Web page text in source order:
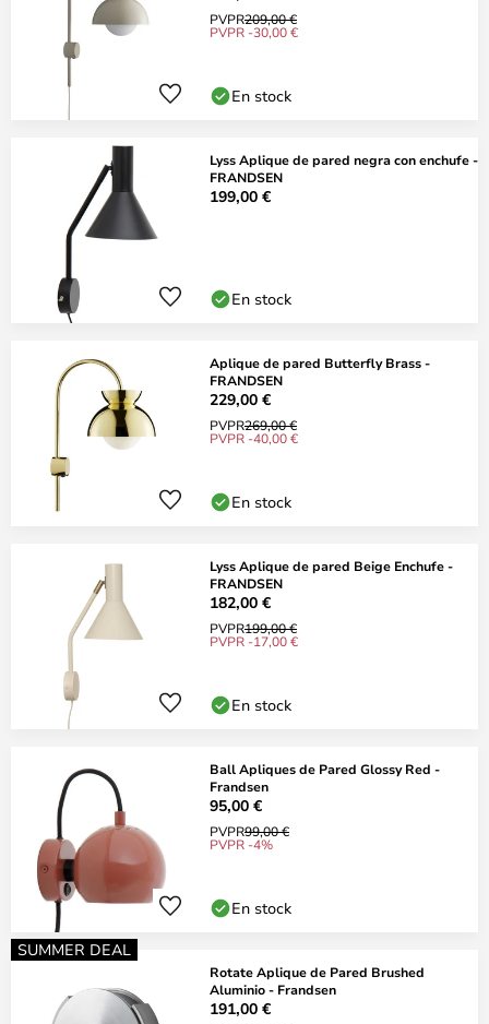
PVPR209,00 €
PVPR -30,00 €
En stock
Lyss Aplique de pared negra con enchufe -
FRANDSEN
199,00 €
En stock
Aplique de pared Butterfly Brass -
FRANDSEN
229,00 €
PVPR269,00 €
PVPR -40,00 €
En stock
Lyss Aplique de pared Beige Enchufe -
FRANDSEN
182,00 €
PVPR199,00 €
PVPR -17,00 €
En stock
Ball Apliques de Pared Glossy Red -
Frandsen
95,00 €
PVPR99,00 €
PVPR -4%
En stock
SUMMER DEAL
Rotate Aplique de Pared Brushed
Aluminio - Frandsen
191,00 €